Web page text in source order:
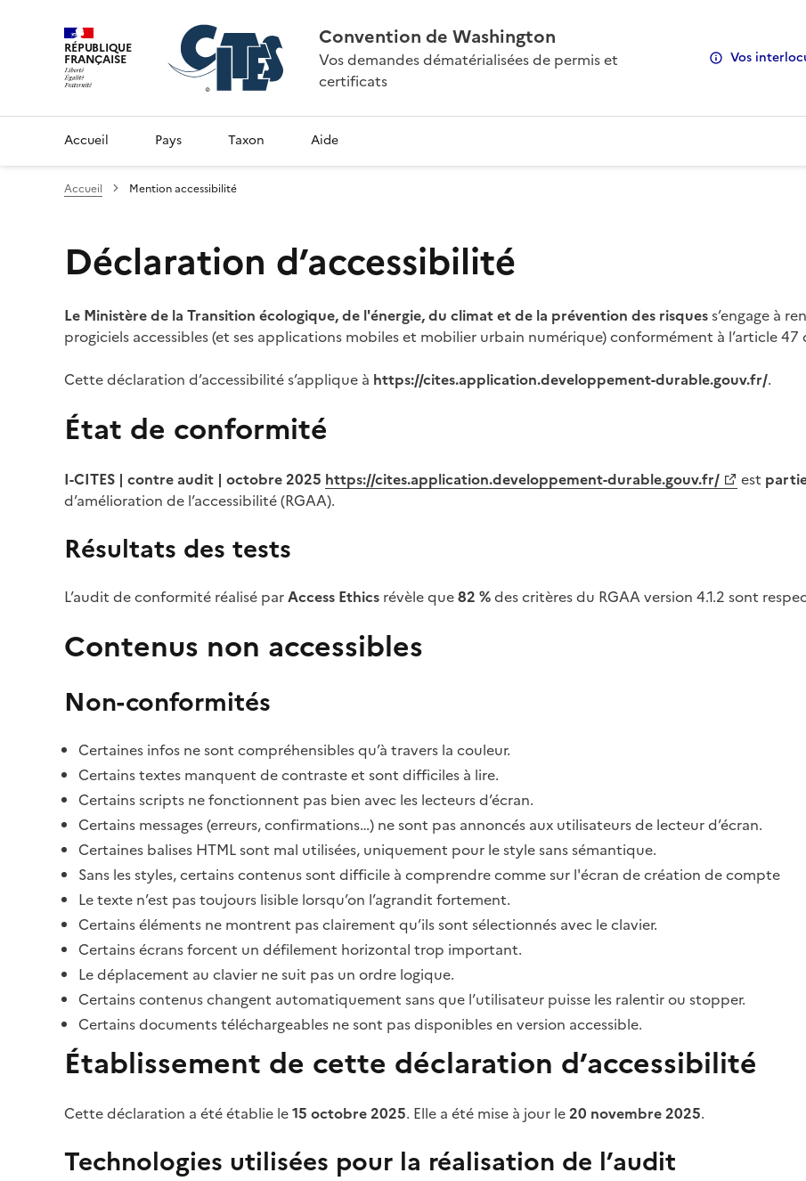
RÉPUBLIQUE
FRANÇAISE
Convention de Washington
Vos demandes dématérialisées de permis et
certificats
Vos
Accueil Pays Taxon Aide
Accueil Mention accessibilité
Déclaration d’accessibilité
Le Ministère de la Transition écologique, de l'énergie, du climat et de la prévention des risquess’engage à
progiciels accessibles (et ses applications mobiles et mobilier urbain numérique) conformément à l’article 47
Cette déclaration d’accessibilité s’applique à https://cites.application.developpement-durable.gouv.fr/.
État de conformité
I-CITES | contre audit | octobre 2025 https://cites.application.developpement-durable.gouv.fr/ est
d’amélioration de l’accessibilité (RGAA).
Résultats des tests
L’audit de conformité réalisé parAccess Ethics révèle que82 %des critères du RGAA version 4.1.2 sont
Contenus non accessibles
Non-conformités
Certaines infos ne sont compréhensibles qu’à travers la couleur.
Certains textes manquent de contraste et sont difficiles à lire.
Certains scripts ne fonctionnent pas bien avec les lecteurs d’écran.
Certains messages (erreurs, confirmations…) ne sont pas annoncés aux utilisateurs de lecteur d’écran.
Certaines balises HTML sont mal utilisées, uniquement pour le style sans sémantique.
Sans les styles, certains contenus sont difficile à comprendre comme sur l'écran de création de compte
Le texte n’est pas toujours lisible lorsqu’on l’agrandit fortement.
Certains éléments ne montrent pas clairement qu’ils sont sélectionnés avec le clavier.
Certains écrans forcent un défilement horizontal trop important.
Le déplacement au clavier ne suit pas un ordre logique.
Certains contenus changent automatiquement sans que l’utilisateur puisse les ralentir ou stopper.
Certains documents téléchargeables ne sont pas disponibles en version accessible.
Établissement de cette déclaration d’accessibilité
Cette déclaration a été établie le15 octobre 2025. Elle a été mise à jour le20 novembre 2025.
Technologies utilisées pour la réalisation de l’audit